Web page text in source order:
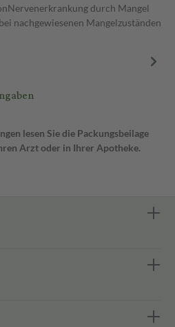
durch Mangel
nachgewiesenen Mangelzuständen
lesen Sie die Packungsbeilage
Arzt oder in Ihrer Apotheke.